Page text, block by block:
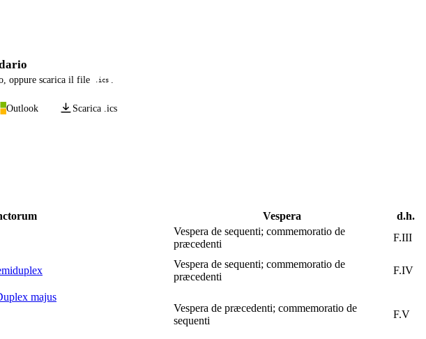
oppure scarica il file .ics
Outlook Scarica .ics
Vespera
d.h.
Vespera de sequenti; commemoratio de
præcedenti
F.III
Vespera de sequenti; commemoratio de
præcedenti
F.IV
majus
Vespera de præcedenti; commemoratio de
sequenti
F.V